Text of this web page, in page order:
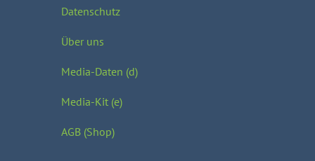
Datenschutz
Über uns
Media-Daten (d)
Media-Kit (e)
AGB (Shop)